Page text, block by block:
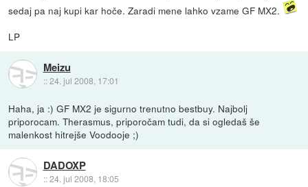
sedaj pa naj kupi kar hoče. Zaradi mene lahko vzame GF MX2.
LP
Meizu
::24. jul 2008, 17:01
Haha, ja :) GF MX2 je sigurno trenutno bestbuy. Najbolj
priporocam. Therasmus, priporočam tudi, da si ogledaš še
malenkost hitrejše Voodooje ;)
DADOXP
::24. jul 2008, 18:05